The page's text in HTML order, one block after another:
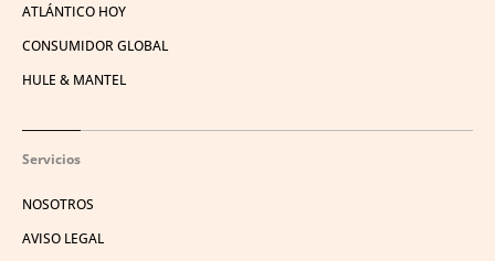
ATLÁNTICO HOY
CONSUMIDOR GLOBAL
HULE & MANTEL
Servicios
NOSOTROS
AVISO LEGAL